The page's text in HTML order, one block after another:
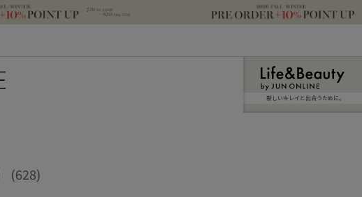
新しいキレイと出合うために。
(628)